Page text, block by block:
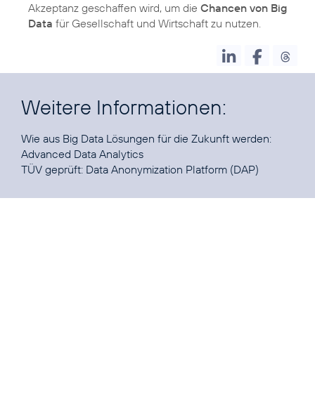
Akzeptanz geschaffen wird, um die Chancen von Big
Data für Gesellschaft und Wirtschaft zu nutzen.
Weitere Informationen:
Wie aus Big Data Lösungen für die Zukunft werden:
Advanced Data Analytics
TÜV geprüft: Data Anonymization Platform (DAP)